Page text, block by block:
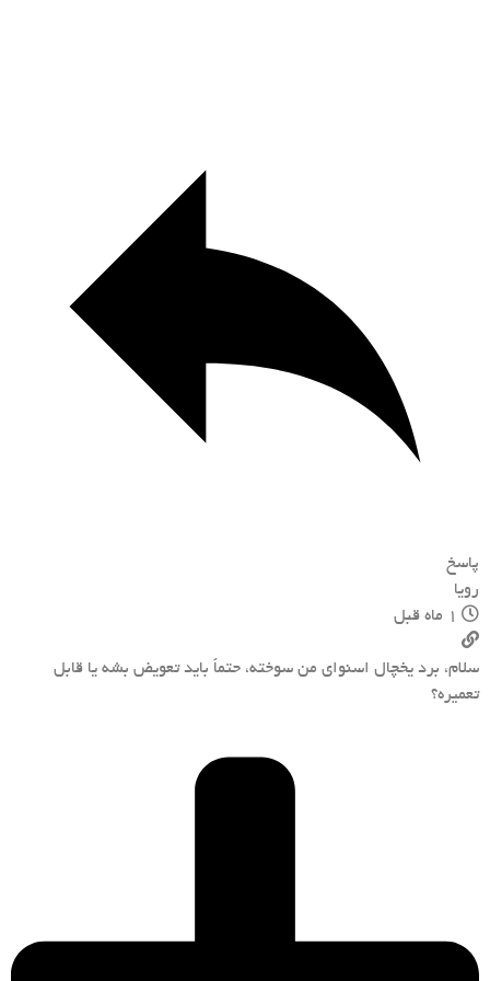
پاسخ
رویا
سلام، برد یخچال اسنوای من سوخته، حتماً باید تعویض بشه یا قابل
تعمیره؟